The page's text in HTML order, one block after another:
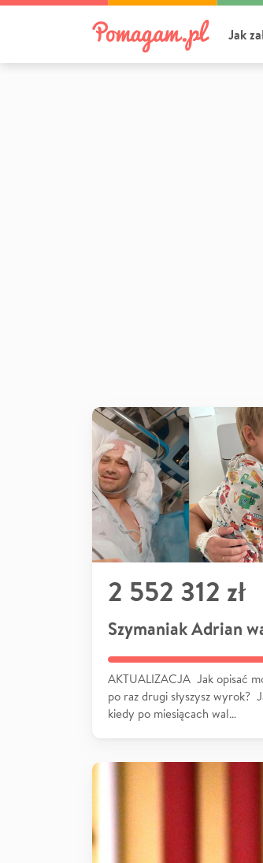
Jak
2 552 312 zł
AKTUALIZACJA Jak opisać
po raz drugi słyszysz wyrok?
kiedy po miesiącach wal…